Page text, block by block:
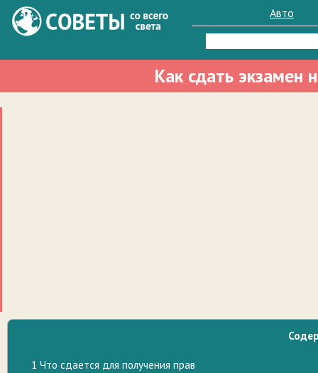
Авто
Найти:
Как сдать
1 Что сдается для получения прав